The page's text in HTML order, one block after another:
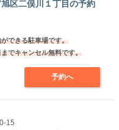
区二俣川１丁目の予約
できる駐車場です。
でキャンセル無料です。
予約へ
15